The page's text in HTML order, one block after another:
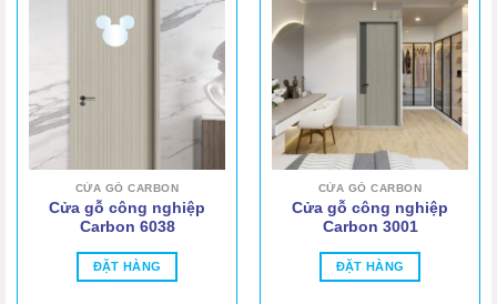
CỬA GỖ CARBON
Cửa gỗ công nghiệp
Carbon 6038
ĐẶT HÀNG
CỬA GỖ CARBON
Cửa gỗ công nghiệp
Carbon 3001
ĐẶT HÀNG